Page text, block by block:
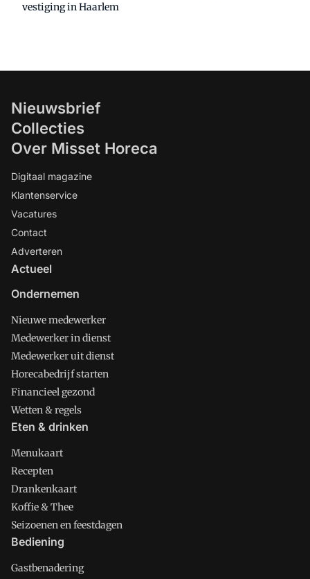
vestiging in Haarlem
Nieuwsbrief
Collecties
Over Misset Horeca
Digitaal magazine
Klantenservice
Vacatures
Contact
Adverteren
Actueel
Ondernemen
Nieuwe medewerker
Medewerker in dienst
Medewerker uit dienst
Horecabedrijf starten
Financieel gezond
Wetten & regels
Eten & drinken
Menukaart
Recepten
Drankenkaart
Koffie & Thee
Seizoenen en feestdagen
Bediening
Gastbenadering